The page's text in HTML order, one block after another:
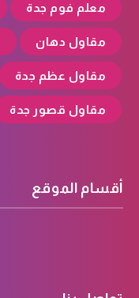
معلم فوم جدة
مقاول دهان
مقاول عظم جدة
مقاول قصور جدة
أقسام الموقع